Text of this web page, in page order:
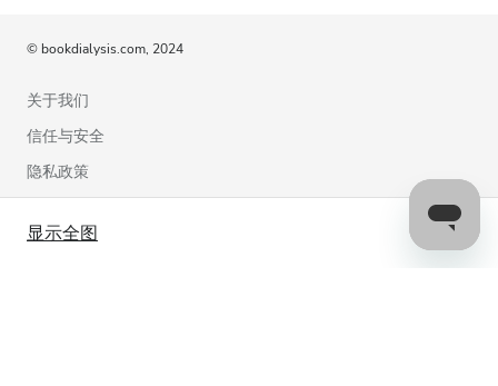
显示全图
© bookdialysis.com, 2024
关于我们
信任与安全
隐私政策
Cookie政策